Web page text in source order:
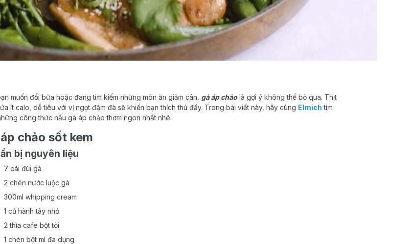
muốn đổi bữa hoặc đang tìm kiếm những món ăn giảm cân, gà áp chảo là gợi ý không thể bỏ qua. Thịt
ít calo, dễ tiêu với vị ngọt đậm đà sẽ khiến bạn thích thú đấy. Trong bài viết này, hãy cùng Elmich tìm
công thức nấu gà áp chảo thơm ngon nhất nhé.
chảo sốt kem
bị nguyên liệu
7 cái đùi gà
2 chén nước luộc gà
300ml whipping cream
1 củ hành tây nhỏ
2 thìa cafe bột tỏi
1 chén bột mì đa dụng